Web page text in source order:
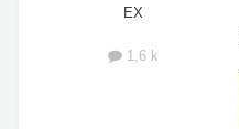
EX
1,6 k